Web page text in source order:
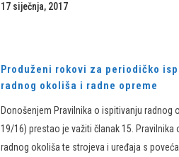
17 siječnja, 2017
Produženi rokovi za periodičko
radnog okoliša i radne opreme
Donošenjem Pravilnika o ispitivanju radnog
19/16) prestao je važiti članak 15. Pravilnika
radnog okoliša te strojeva i uređaja s